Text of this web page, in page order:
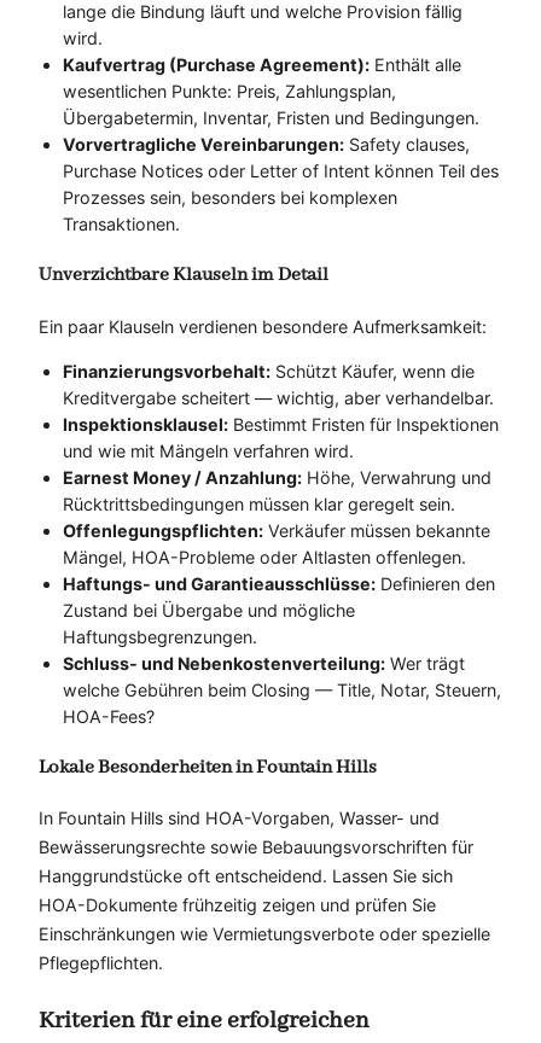
lange die Bindung läuft und welche Provision fällig
wird.
Kaufvertrag (Purchase Agreement): Enthält alle
wesentlichen Punkte: Preis, Zahlungsplan,
Übergabetermin, Inventar, Fristen und Bedingungen.
Vorvertragliche Vereinbarungen: Safety clauses,
Purchase Notices oder Letter of Intent können Teil des
Prozesses sein, besonders bei komplexen
Transaktionen.
Unverzichtbare Klauseln im Detail
Ein paar Klauseln verdienen besondere Aufmerksamkeit:
Finanzierungsvorbehalt: Schützt Käufer, wenn die
Kreditvergabe scheitert — wichtig, aber verhandelbar.
Inspektionsklausel: Bestimmt Fristen für Inspektionen
und wie mit Mängeln verfahren wird.
Earnest Money / Anzahlung: Höhe, Verwahrung und
Rücktrittsbedingungen müssen klar geregelt sein.
Offenlegungspflichten: Verkäufer müssen bekannte
Mängel, HOA-Probleme oder Altlasten offenlegen.
Haftungs- und Garantieausschlüsse: Definieren den
Zustand bei Übergabe und mögliche
Haftungsbegrenzungen.
Schluss- und Nebenkostenverteilung: Wer trägt
welche Gebühren beim Closing — Title, Notar, Steuern,
HOA-Fees?
Lokale Besonderheiten in Fountain Hills
In Fountain Hills sind HOA-Vorgaben, Wasser- und
Bewässerungsrechte sowie Bebauungsvorschriften für
Hanggrundstücke oft entscheidend. Lassen Sie sich
HOA-Dokumente frühzeitig zeigen und prüfen Sie
Einschränkungen wie Vermietungsverbote oder spezielle
Pflegepflichten.
Kriterien für eine erfolgreichen